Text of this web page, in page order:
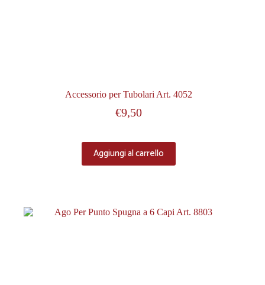
Accessorio per Tubolari Art. 4052
€9,50
Aggiungi al carrello